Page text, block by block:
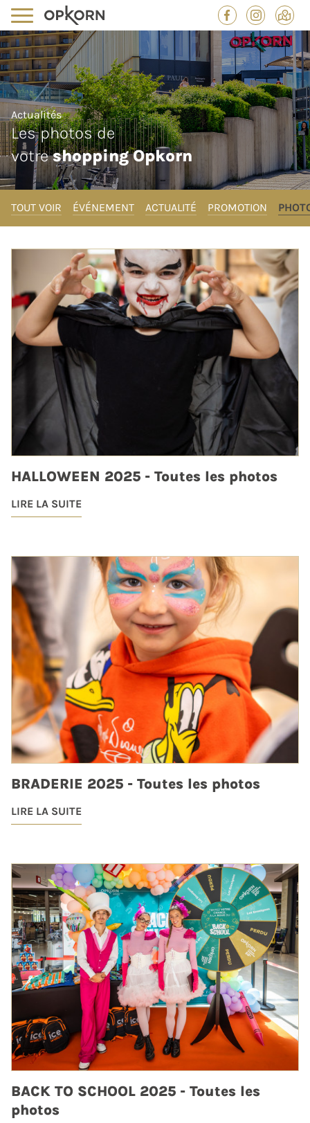
Actualités
Les photos de
votreshopping Opkorn
TOUT VOIR ÉVÉNEMENT ACTUALITÉ PROMOTION
HALLOWEEN 2025 - Toutes les photos
LIRE LA SUITE
BRADERIE 2025 - Toutes les photos
LIRE LA SUITE
BACK TO SCHOOL 2025 - Toutes les
photos